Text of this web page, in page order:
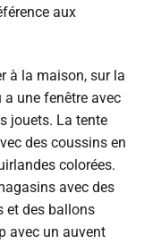
aux
à la maison, sur la
une fenêtre avec
jouets. La tente
des coussins en
colorées.
avec des
et des ballons
avec un auvent